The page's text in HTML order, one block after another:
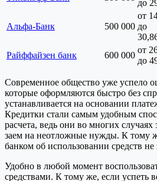
до
Альфа-Банк 500 000
от
до
Райффайзен банк 600 000
от
до
Современное общество уже успело
которые оформляются быстро без
устанавливается на основании
Кредитки стали самым удобным
расчета, ведь они во многих
заем на неотложные нужды. К тому
банком об использовании средств
Удобно в любой момент
средствами. К тому же, если успеть